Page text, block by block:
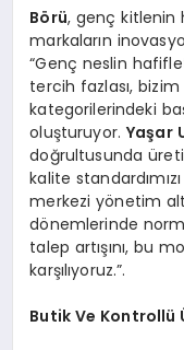
Börü, genç kitlenin
markaların
“Genç neslin
tercih fazlası,
kategorilerindeki
oluşturuyor. Yaşar
doğrultusunda
kalite
merkezi yönetim
dönemlerinde
talep artışını, bu
karşılıyoruz.”.
Butik Ve Kontrollü